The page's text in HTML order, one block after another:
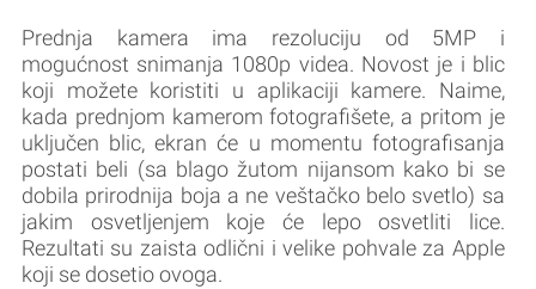
Prednja kamera ima rezoluciju od 5MP i
mogućnost snimanja 1080p videa. Novost je i blic
koji možete koristiti u aplikaciji kamere. Naime,
kada prednjom kamerom fotografišete, a pritom je
uključen blic, ekran će u momentu fotografisanja
postati beli (sa blago žutom nijansom kako bi se
dobila prirodnija boja a ne veštačko belo svetlo) sa
jakim osvetljenjem koje će lepo osvetliti lice.
Rezultati su zaista odlični i velike pohvale za Apple
koji se dosetio ovoga.